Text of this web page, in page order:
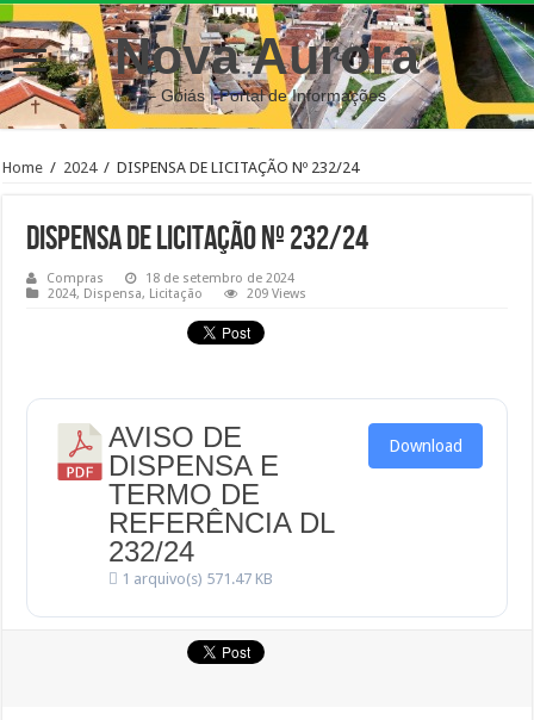
Nova Aurora
– Goiás | Portal de Informações
Home / 2024 / DISPENSA DE LICITAÇÃO Nº 232/24
DISPENSA DE LICITAÇÃO Nº 232/24
Compras
18 de setembro de 2024
2024, Dispensa, Licitação 209 Views
AVISO DE
DISPENSA E
TERMO DE
REFERÊNCIA DL
232/24
1 arquivo(s) 571.47 KB
Download